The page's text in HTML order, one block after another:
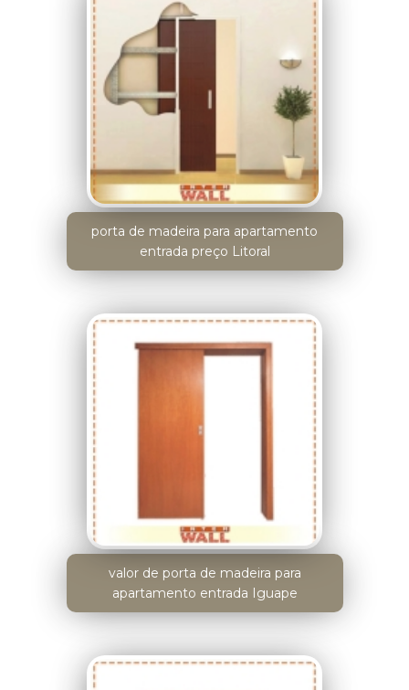
porta de madeira para apartamento
entrada preço Litoral
valor de porta de madeira para
apartamento entrada Iguape